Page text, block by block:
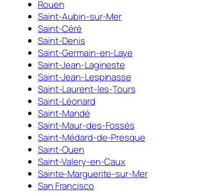
Rouen
Saint-Aubin-sur-Mer
Saint-Céré
Saint-Denis
Saint-Germain-en-Laye
Saint-Jean-Lagineste
Saint-Jean-Lespinasse
Saint-Laurent-les-Tours
Saint-Léonard
Saint-Mandé
Saint-Maur-des-Fossés
Saint-Médard-de-Presque
Saint-Ouen
Saint-Valery-en-Caux
Sainte-Marguerite-sur-Mer
San Francisco